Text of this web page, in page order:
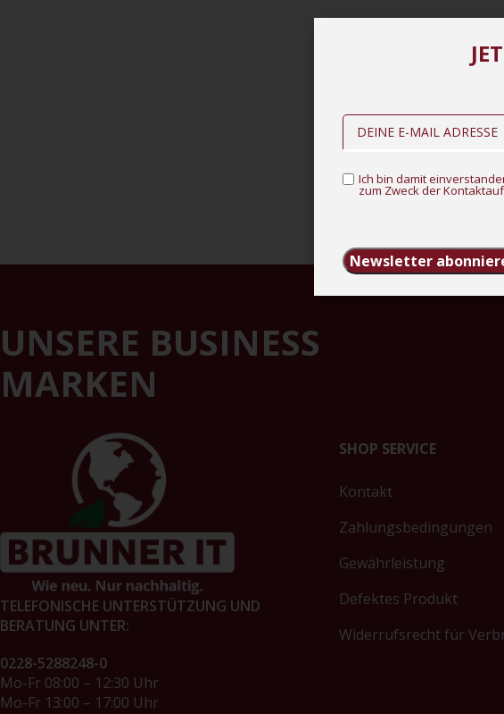
UNSERE BUSINESS
MARKEN
TELEFONISCHE UNTERSTÜTZUNG UND
BERATUNG UNTER:
0228-5288248-0
Mo-Fr 08:00 – 12:30 Uhr
Mo-Fr 13:00 – 17:00 Uhr
SHOP SERVICE
Kontakt
Zahlungsbedingungen
Gewährleistung
Defektes Produkt
Widerrufsrecht für
Ich bin damit
zum Zweck der
Newsletter